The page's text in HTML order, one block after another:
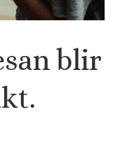
blir